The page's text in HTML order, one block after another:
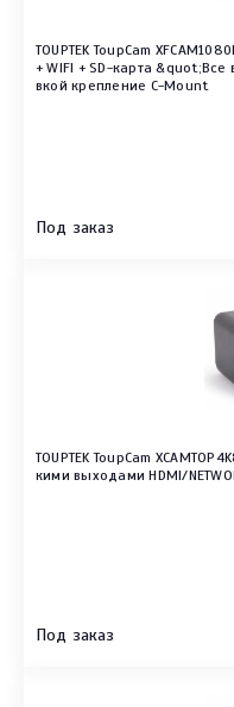
TOUPTEK ToupCam
+ WIFI + SD-карта
вкой крепление C-Mount
Под заказ
TOUPTEK ToupCam
кими выходами HDMI/
Под заказ